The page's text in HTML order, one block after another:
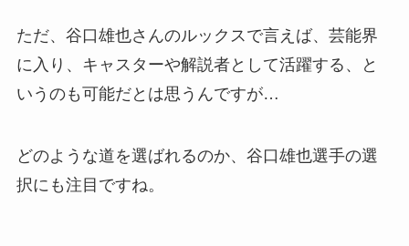
ただ、谷口雄也さんのルックスで言えば、芸能界
に入り、キャスターや解説者として活躍する、と
いうのも可能だとは思うんですが…
どのような道を選ばれるのか、谷口雄也選手の選
択にも注目ですね。